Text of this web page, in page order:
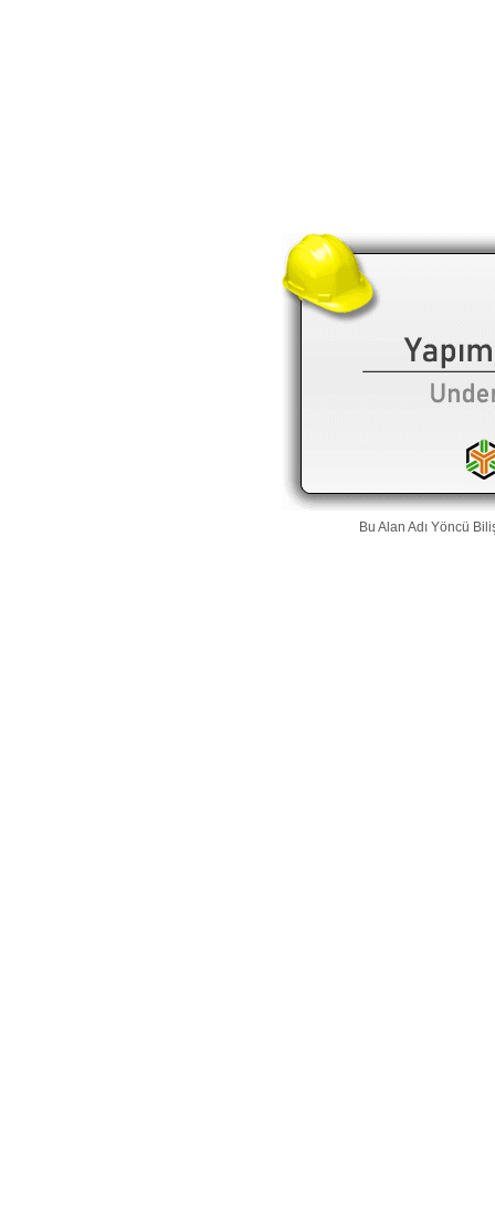
Bu Alan Adı Yöncü